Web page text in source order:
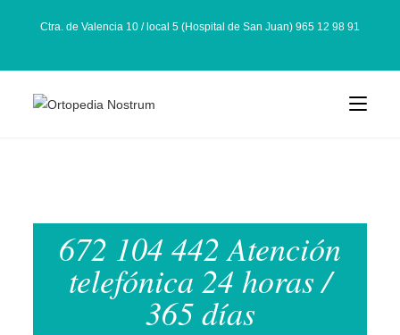
Ctra. de Valencia 10 / local 5 (Hospital de San Juan) 965 12 98 91
672 104 442 Atención
telefónica 24 horas /
365 días